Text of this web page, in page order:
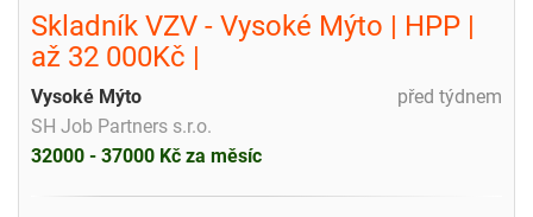
Skladník VZV - Vysoké Mýto | HPP |
až 32 000Kč |
před týdnem
Vysoké Mýto
SH Job Partners s.r.o.
32000 - 37000 Kč za měsíc